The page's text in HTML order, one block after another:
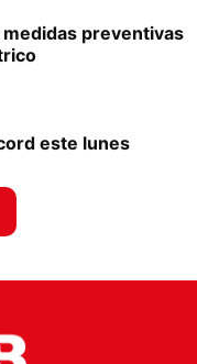
preventivas
este lunes